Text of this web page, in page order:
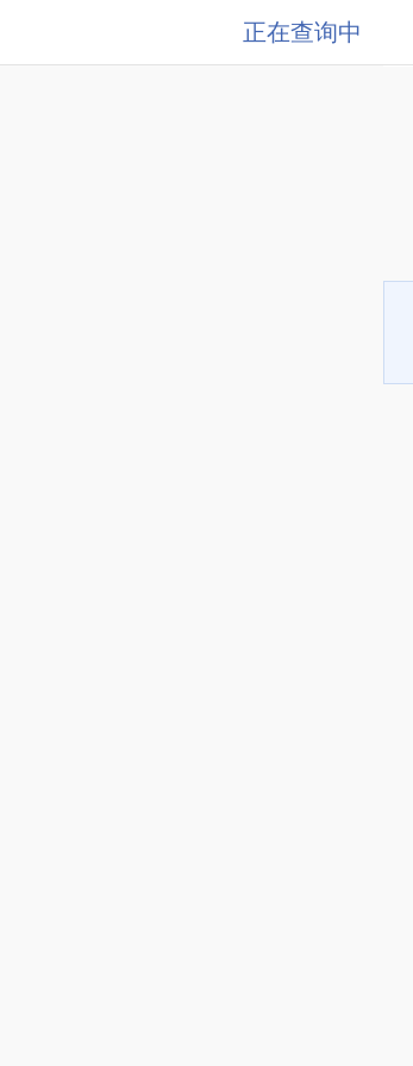
正在查询中